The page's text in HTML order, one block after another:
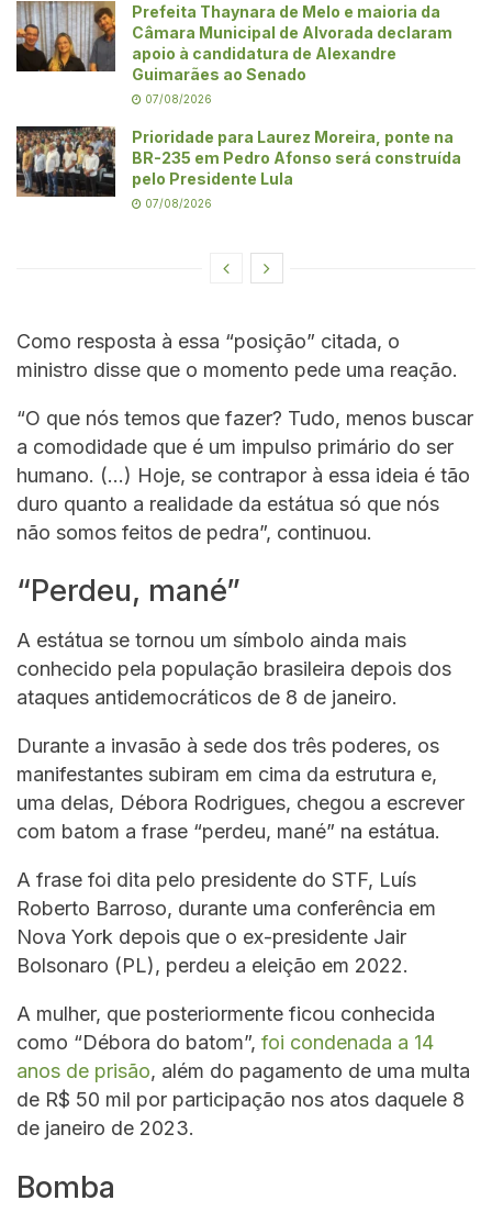
Prefeita Thaynara de Melo e maioria da
Câmara Municipal de Alvorada declaram
apoio à candidatura de Alexandre
Guimarães ao Senado
07/08/2026
Prioridade para Laurez Moreira, ponte na
BR-235 em Pedro Afonso será construída
pelo Presidente Lula
07/08/2026
Como resposta à essa “posição” citada, o
ministro disse que o momento pede uma reação.
“O que nós temos que fazer? Tudo, menos buscar
a comodidade que é um impulso primário do ser
humano. (…) Hoje, se contrapor à essa ideia é tão
duro quanto a realidade da estátua só que nós
não somos feitos de pedra”, continuou.
“Perdeu, mané”
A estátua se tornou um símbolo ainda mais
conhecido pela população brasileira depois dos
ataques antidemocráticos de 8 de janeiro.
Durante a invasão à sede dos três poderes, os
manifestantes subiram em cima da estrutura e,
uma delas, Débora Rodrigues, chegou a escrever
com batom a frase “perdeu, mané” na estátua.
A frase foi dita pelo presidente do STF, Luís
Roberto Barroso, durante uma conferência em
Nova York depois que o ex-presidente Jair
Bolsonaro (PL), perdeu a eleição em 2022.
A mulher, que posteriormente ficou conhecida
como “Débora do batom”, foi condenada a 14
anos de prisão, além do pagamento de uma multa
de R$ 50 mil por participação nos atos daquele 8
de janeiro de 2023.
Bomba